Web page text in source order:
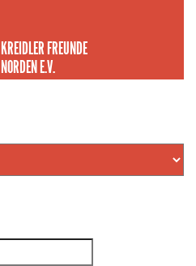
KREIDLER FREUNDE
NORDEN E.V.